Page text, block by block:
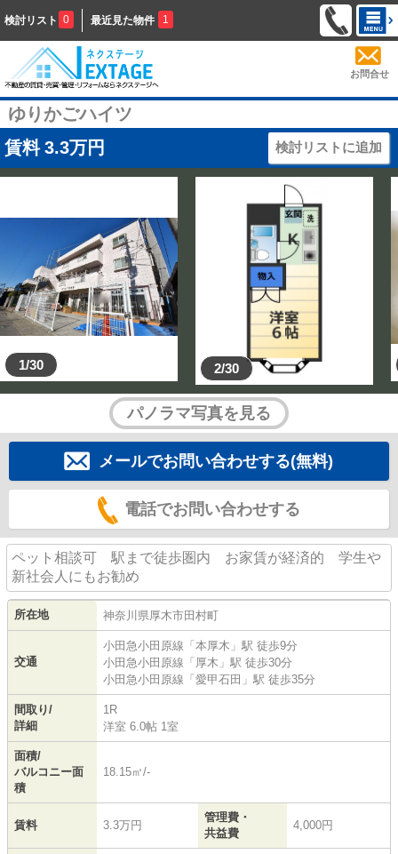
検討リスト 0 最近見た物件 1
お問合せ
ゆりかごハイツ
賃料 3.3万円 検討リストに追加
1/30 2/30
パノラマ写真を見る
メールでお問い合わせする(無料)
電話でお問い合わせする
ペット相談可 駅まで徒歩圏内 お家賃が経済的 学生や
新社会人にもお勧め
所在地 神奈川県 厚木市田村町
交通
小田急小田原線 「 本厚木 」駅 徒歩9分
小田急小田原線 「 厚木 」駅 徒歩30分
小田急小田原線 「 愛甲石田 」駅 徒歩35分
間取り/
詳細
1R
洋室 6.0帖 1室
面積/
バルコニー面
積
18.15㎡/-
賃料 3.3万円
管理費・
共益費
4,000円